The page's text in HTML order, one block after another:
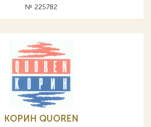
№ 225782
КОРИН QUOREN